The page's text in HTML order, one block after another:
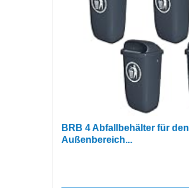
BRB 4 Abfallbehälter für den
Außenbereich...